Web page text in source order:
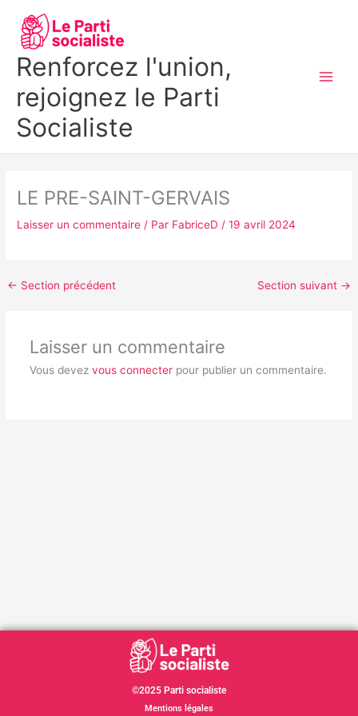
contenu
Renforcez l'union,
rejoignez le Parti
Socialiste
LE PRE-SAINT-GERVAIS
Laisser un commentaire / Par FabriceD/19 avril 2024
← Section précédent Section suivant →
Laisser un commentaire
Vous devez vous connecterpour publier un commentaire.
©2025 Parti socialiste
Mentions légales